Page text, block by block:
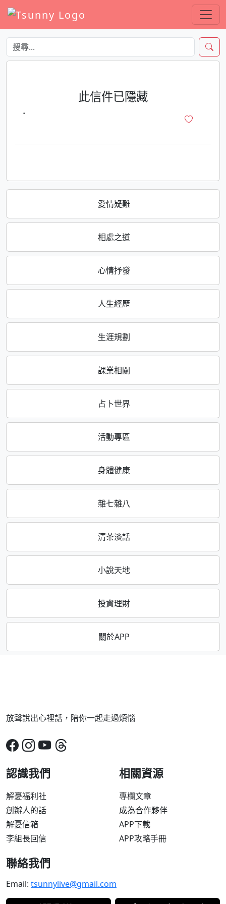
愛情疑難
相處之道
心情抒發
人生經歷
生涯規劃
課業相關
占卜世界
活動專區
身體健康
雜七雜八
清茶淡話
小說天地
投資理財
關於APP
此信件已隱藏
·
放聲說出心裡話，陪你一起走過煩惱
認識我們
解憂福利社
創辦人的話
解憂信箱
李組長回信
相關資源
專欄文章
成為合作夥伴
APP下載
APP攻略手冊
聯絡我們
Email: tsunnylive@gmail.com